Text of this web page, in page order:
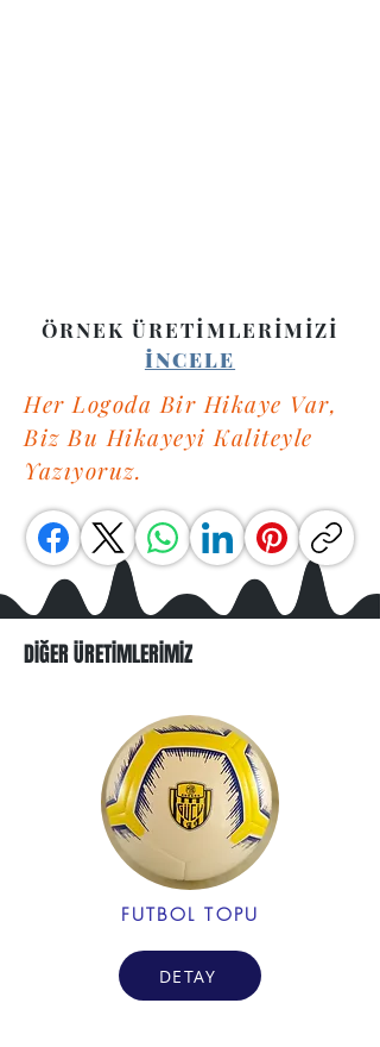
ÖRNEK ÜRETİMLERİMİZİ
İNCELE
​Her Logoda Bir Hikaye Var,
Biz Bu Hikayeyi Kaliteyle
Yazıyoruz.
DİĞER ÜRETİMLERİMİZ
FUTBOL TOPU
DETAY